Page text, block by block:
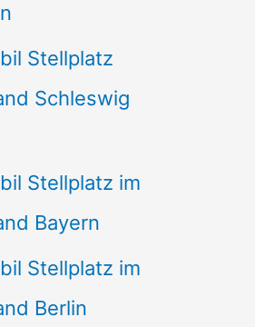
Stellplatz
Schleswig
Stellplatz im
Bayern
Stellplatz im
Berlin